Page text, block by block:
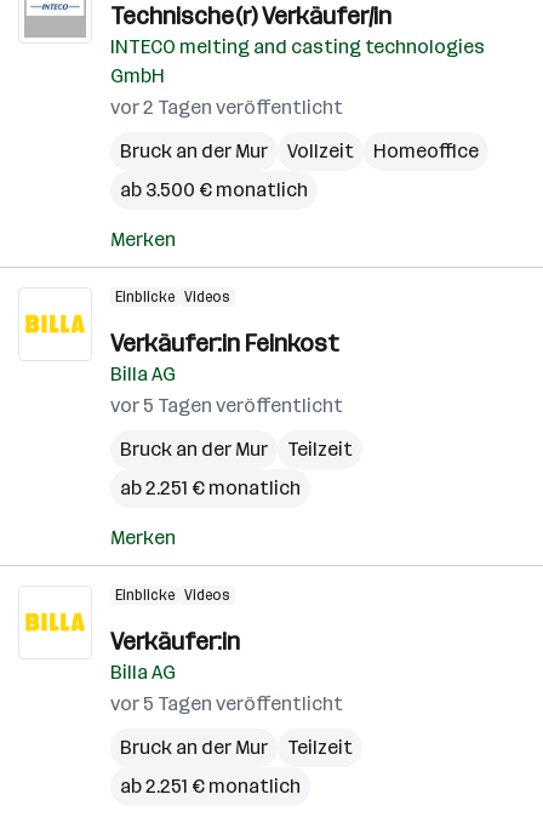
Technische(r) Verkäufer/in
INTECO melting and casting technologies
GmbH
vor 2 Tagen veröffentlicht
Bruck an der Mur
Vollzeit
Homeoffice
ab 3.500 € monatlich
Merken
Einblicke Videos
Verkäufer:in Feinkost
Billa AG
vor 5 Tagen veröffentlicht
Bruck an der Mur
Teilzeit
ab 2.251 € monatlich
Merken
Einblicke Videos
Verkäufer:in
Billa AG
vor 5 Tagen veröffentlicht
Bruck an der Mur
Teilzeit
ab 2.251 € monatlich